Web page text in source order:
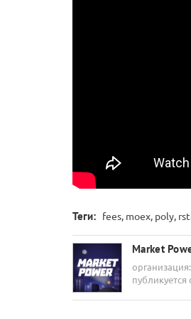
Теги: fees, moex, poly,
Market
организация:
публикуется